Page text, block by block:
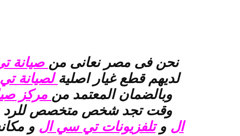
نحن فى مصر نعانى من صيانة
لديهم قطع غيار اصلية لصيانة
وبالضمان المعتمد من مركز
وقت تجد شخص متخصص للرد
ال وتلفزيونات تي سي ال و